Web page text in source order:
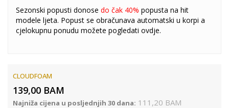
Sezonski popusti donose do čak 40% popusta na hit
modele ljeta. Popust se obračunava automatski u korpi a
cjelokupnu ponudu možete pogledati ovdje.
CLOUDFOAM
139,00 BAM
Najniža cijena u posljednjih 30 dana: 111,20 BAM